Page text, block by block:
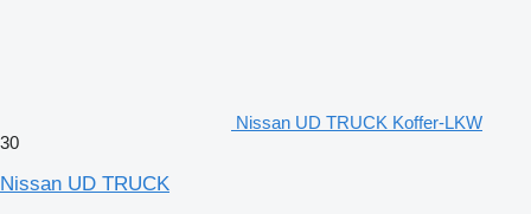
Nissan UD TRUCK Koffer-LKW
30
Nissan UD TRUCK